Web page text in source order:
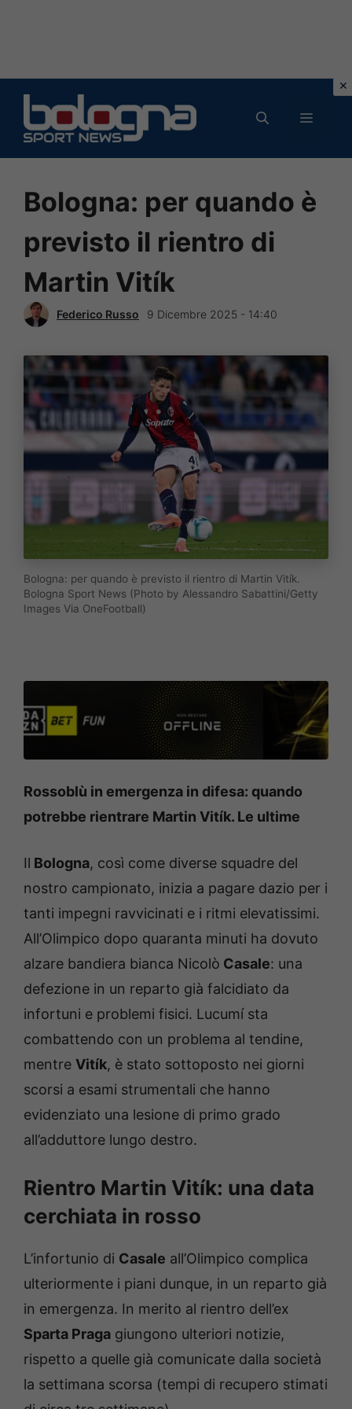
contenuto
MENU
Bologna: per quando è
previsto il rientro di
Martin Vitík
Federico Russo 9 Dicembre 2025 - 14:40
Bologna: per quando è previsto il rientro di Martin Vitík.
Bologna Sport News (Photo by Alessandro Sabattini/Getty
Images Via OneFootball)
Rossoblù in emergenza in difesa: quando
potrebbe rientrare Martin Vitík. Le ultime
Il Bologna, così come diverse squadre del
nostro campionato, inizia a pagare dazio per i
tanti impegni ravvicinati e i ritmi elevatissimi.
All’Olimpico dopo quaranta minuti ha dovuto
alzare bandiera bianca Nicolò Casale: una
defezione in un reparto già falcidiato da
infortuni e problemi fisici. Lucumí sta
combattendo con un problema al tendine,
mentre Vitík, è stato sottoposto nei giorni
scorsi a esami strumentali che hanno
evidenziato una lesione di primo grado
all’adduttore lungo destro.
Rientro Martin Vitík: una data
cerchiata in rosso
L’infortunio di Casale all’Olimpico complica
ulteriormente i piani dunque, in un reparto già
in emergenza. In merito al rientro dell’ex
Sparta Praga giungono ulteriori notizie,
rispetto a quelle già comunicate dalla società
la settimana scorsa (tempi di recupero stimati